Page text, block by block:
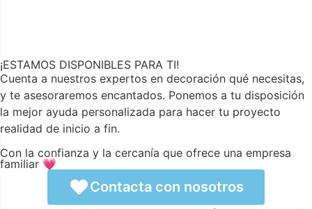
¡ESTAMOS DISPONIBLES PARA TI!
Cuenta a nuestros expertos en decoración qué necesitas,
y te asesoraremos encantados. Ponemos a tu disposición
la mejor ayuda personalizada para hacer tu proyecto
realidad de inicio a fin.
Con la confianza y la cercanía que ofrece una empresa
familiar 💗
Contacta con nosotros